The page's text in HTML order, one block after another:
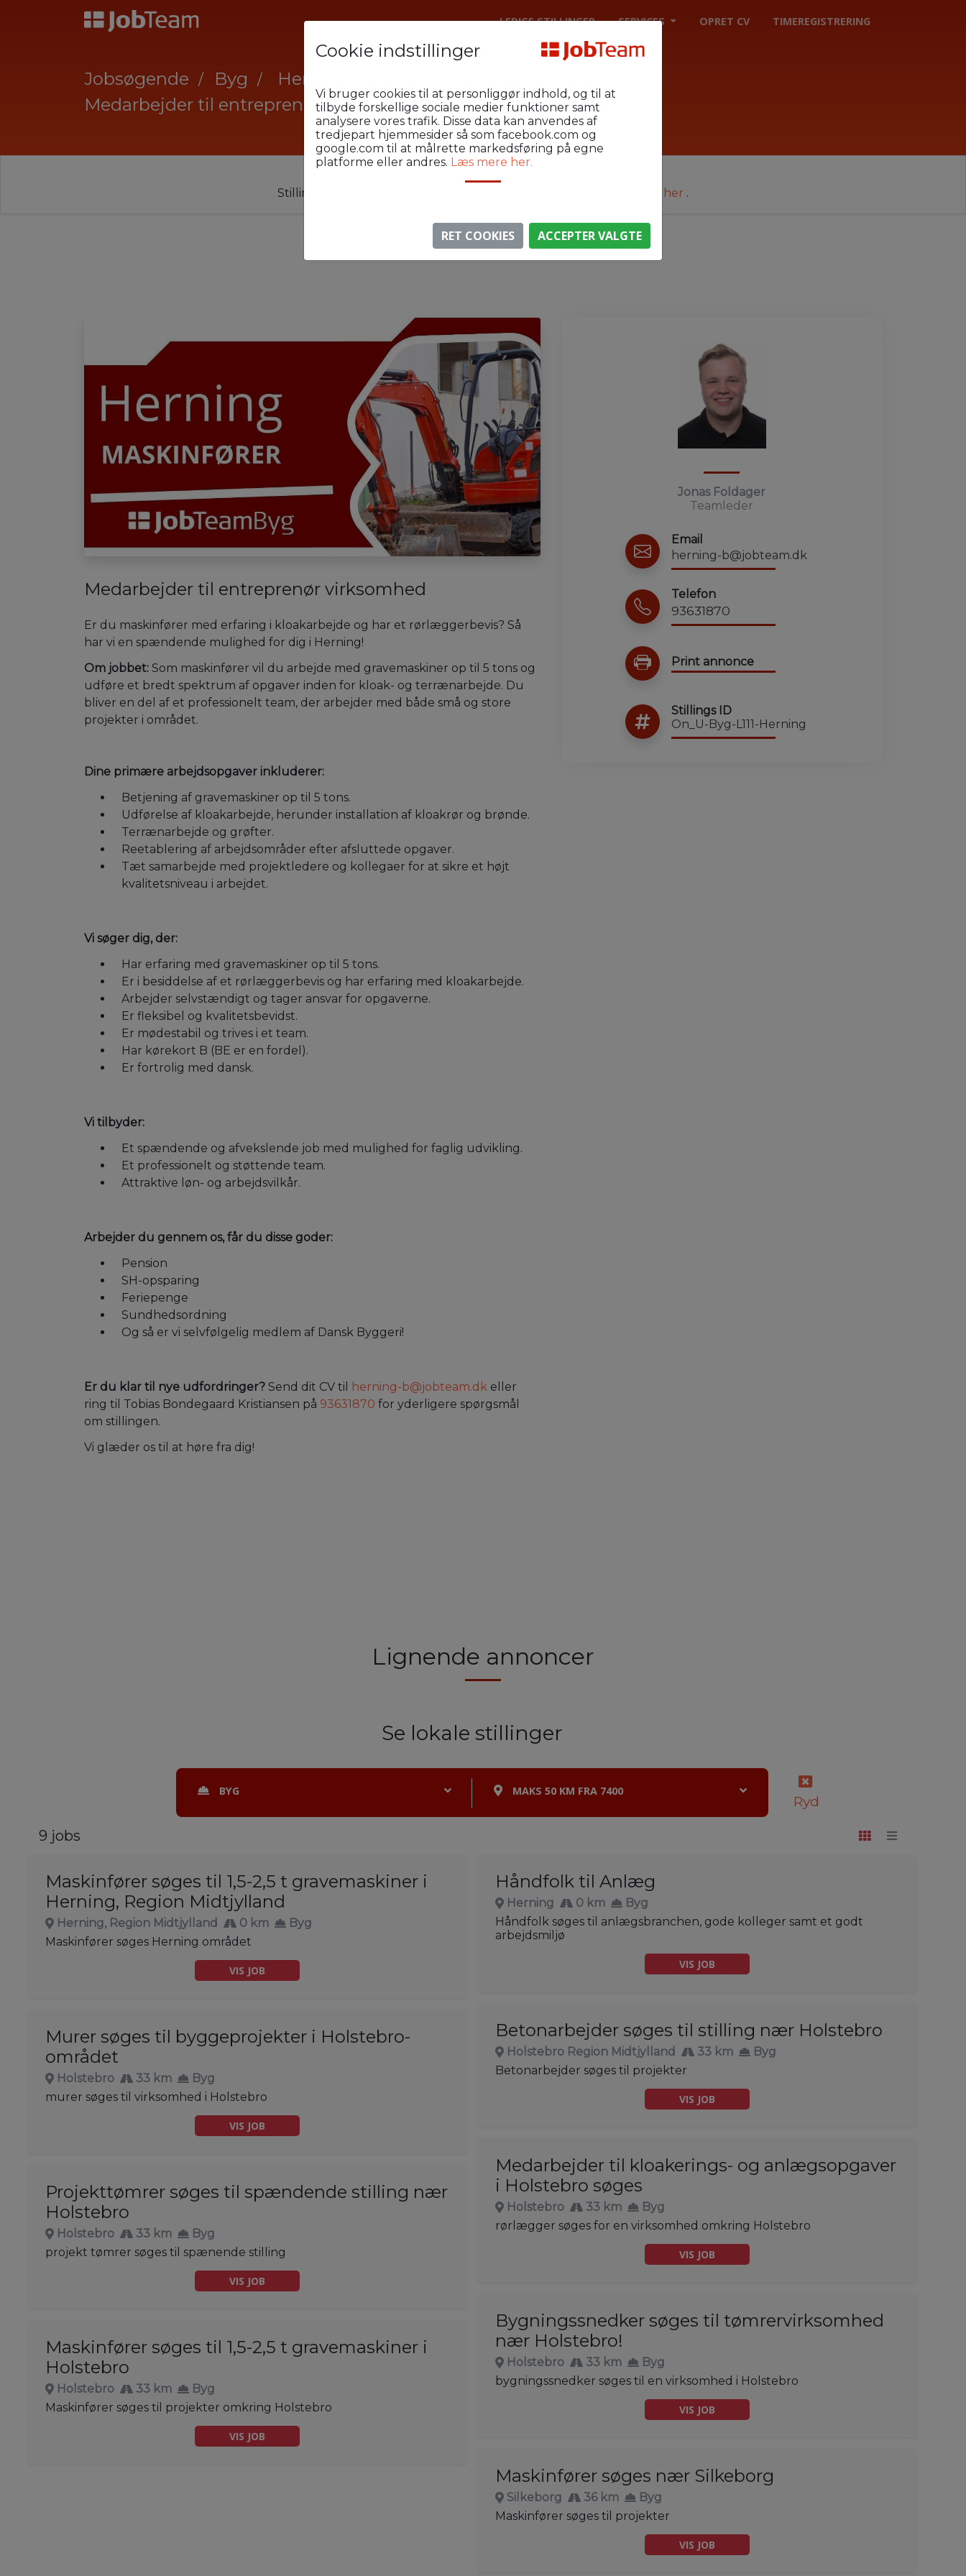
LEDIGE STILLINGER SERVICES OPRET CV TIMEREGISTRERING
Jobsøgende Byg Herning Byg
Medarbejder til entreprenør virksomhed
Stillingen er ikke længere aktiv, men du kan
se lignende annoncer her .
Medarbejder til entreprenør virksomhed
Er du maskinfører med erfaring i kloakarbejde og har et rørlæggerbevis? Så
har vi en spændende mulighed for dig i Herning!
Om jobbet: Som maskinfører vil du arbejde med gravemaskiner op til 5 tons og
udføre et bredt spektrum af opgaver inden for kloak- og terrænarbejde. Du
bliver en del af et professionelt team, der arbejder med både små og store
projekter i området.
Dine primære arbejdsopgaver inkluderer:
Betjening af gravemaskiner op til 5 tons.
Udførelse af kloakarbejde, herunder installation af kloakrør og brønde.
Terrænarbejde og grøfter.
Reetablering af arbejdsområder efter afsluttede opgaver.
Tæt samarbejde med projektledere og kollegaer for at sikre et højt
kvalitetsniveau i arbejdet.
Vi søger dig, der:
Har erfaring med gravemaskiner op til 5 tons.
Er i besiddelse af et rørlæggerbevis og har erfaring med kloakarbejde.
Arbejder selvstændigt og tager ansvar for opgaverne.
Er fleksibel og kvalitetsbevidst.
Er mødestabil og trives i et team.
Har kørekort B (BE er en fordel).
Er fortrolig med dansk.
Vi tilbyder:
Et spændende og afvekslende job med mulighed for faglig udvikling.
Et professionelt og støttende team.
Attraktive løn- og arbejdsvilkår.
Arbejder du gennem os, får du disse goder:
Pension
SH-opsparing
Feriepenge
Sundhedsordning
Og så er vi selvfølgelig medlem af Dansk Byggeri!
Er du klar til nye udfordringer? Send dit CV til herning-b@jobteam.dk eller
ring til Tobias Bondegaard Kristiansen på 93631870 for yderligere spørgsmål
om stillingen.
Vi glæder os til at høre fra dig!
Jonas Foldager
Teamleder
Email
herning-b@jobteam.dk
Telefon
93631870
Print annonce
Stillings ID
On_U-Byg-L111-Herning
Lignende annoncer
Se lokale stillinger
BYG MAKS 50 KM FRA 7400
Ryd
9 jobs
Maskinfører søges til 1,5-2,5 t gravemaskiner i
Herning, Region Midtjylland
Herning, Region Midtjylland 0 km
Byg
Maskinfører søges Herning området
VIS JOB
Håndfolk til Anlæg
Herning 0 km
Byg
Håndfolk søges til anlægsbranchen, gode kolleger samt et godt
arbejdsmiljø
VIS JOB
Betonarbejder søges til stilling nær Holstebro
Holstebro Region Midtjylland 33 km
Byg
Betonarbejder søges til projekter
VIS JOB
Murer søges til byggeprojekter i Holstebro-
området
Holstebro 33 km
Byg
murer søges til virksomhed i Holstebro
VIS JOB
Medarbejder til kloakerings- og anlægsopgaver
i Holstebro søges
Holstebro 33 km
Byg
rørlægger søges for en virksomhed omkring Holstebro
VIS JOB
Projekttømrer søges til spændende stilling nær
Holstebro
Holstebro 33 km
Byg
projekt tømrer søges til spænende stilling
VIS JOB
Bygningssnedker søges til tømrervirksomhed
nær Holstebro!
Holstebro 33 km
Byg
bygningssnedker søges til en virksomhed i Holstebro
VIS JOB
Maskinfører søges til 1,5-2,5 t gravemaskiner i
Holstebro
Holstebro 33 km
Byg
Maskinfører søges til projekter omkring Holstebro
VIS JOB
Maskinfører søges nær Silkeborg
Silkeborg 36 km
Byg
Maskinfører søges til projekter
VIS JOB
Cookie indstillinger
Vi bruger cookies til at personliggør indhold, og til at
tilbyde forskellige sociale medier funktioner samt
analysere vores trafik. Disse data kan anvendes af
tredjepart hjemmesider så som facebook.com og
google.com til at målrette markedsføring på egne
platforme eller andres. Læs mere her.
RET COOKIES ACCEPTER VALGTE